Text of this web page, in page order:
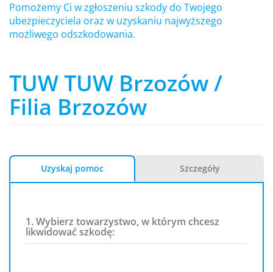
Pomożemy Ci w zgłoszeniu szkody do Twojego
ubezpieczyciela oraz w uzyskaniu najwyższego
możliwego odszkodowania.
TUW TUW Brzozów /
Filia Brzozów
Uzyskaj pomoc Szczegóły
1. Wybierz towarzystwo, w którym chcesz
likwidować szkodę: